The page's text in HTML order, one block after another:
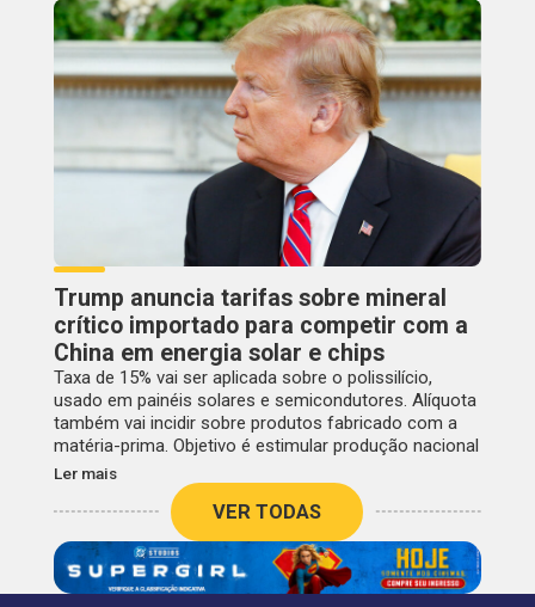
Trump anuncia tarifas sobre mineral
crítico importado para competir com a
China em energia solar e chips
Taxa de 15% vai ser aplicada sobre o polissilício,
usado em painéis solares e semicondutores. Alíquota
também vai incidir sobre produtos fabricado com a
matéria-prima. Objetivo é estimular produção nacional
Ler mais
VER TODAS